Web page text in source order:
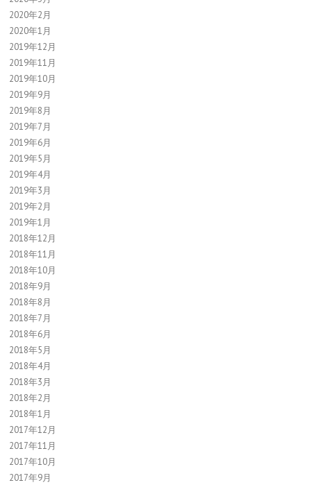
2020年2月
2020年1月
2019年12月
2019年11月
2019年10月
2019年9月
2019年8月
2019年7月
2019年6月
2019年5月
2019年4月
2019年3月
2019年2月
2019年1月
2018年12月
2018年11月
2018年10月
2018年9月
2018年8月
2018年7月
2018年6月
2018年5月
2018年4月
2018年3月
2018年2月
2018年1月
2017年12月
2017年11月
2017年10月
2017年9月